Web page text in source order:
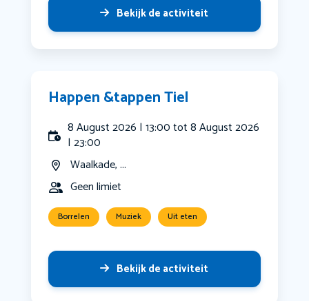
Bekijk de activiteit
Happen &tappen Tiel
8 August 2026 | 13:00 tot 8 August 2026
| 23:00
Waalkade, ...
Geen limiet
Borrelen Muziek Uit eten
Bekijk de activiteit